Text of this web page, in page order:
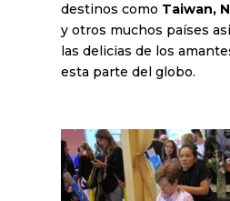
destinos como Taiwan,
y otros muchos países
las delicias de los
esta parte del globo.